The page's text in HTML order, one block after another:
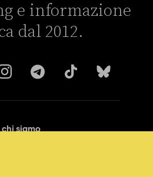
e informazione
dal 2012.
chi siamo